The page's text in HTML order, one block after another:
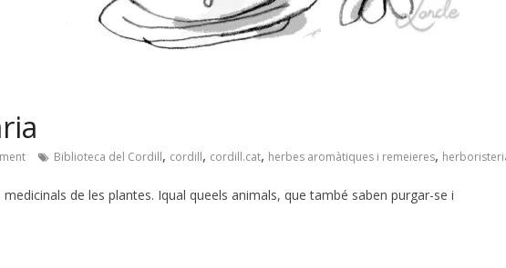
Biblioteca del Cordill, cordill, cordill.cat, herbes aromàtiques i remeieres,
de les plantes. Iqual queels animals, que també saben purgar-se i